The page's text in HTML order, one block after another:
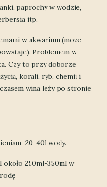
paprochy w wodzie,
itp.
w akwarium (może
Problemem w
Czy to przy doborze
korali, ryb, chemii i
wina leży po stronie
20-40l wody.
około 250ml-350ml w